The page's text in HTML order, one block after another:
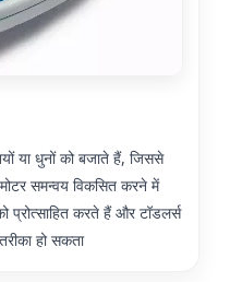
या धुनों को बजाते हैं, जिससे
समन्वय विकसित करने में
प्रोत्साहित करते हैं और टॉडलर्स
हो सकता